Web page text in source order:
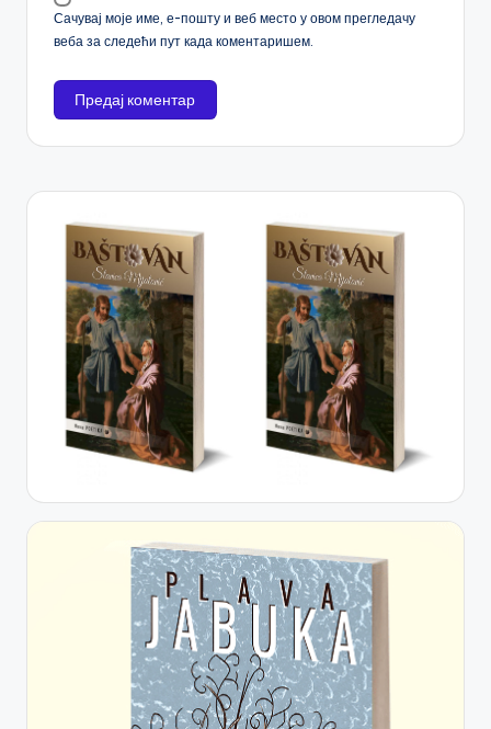
Сачувај моје име, е-пошту и веб место у овом прегледачу
веба за следећи пут када коментаришем.